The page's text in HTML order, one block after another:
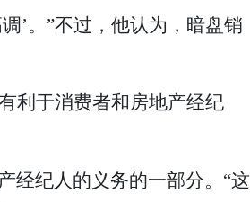
’。”不过，他认为，暗盘销
利于消费者和房地产经纪
经纪人的义务的一部分。“这